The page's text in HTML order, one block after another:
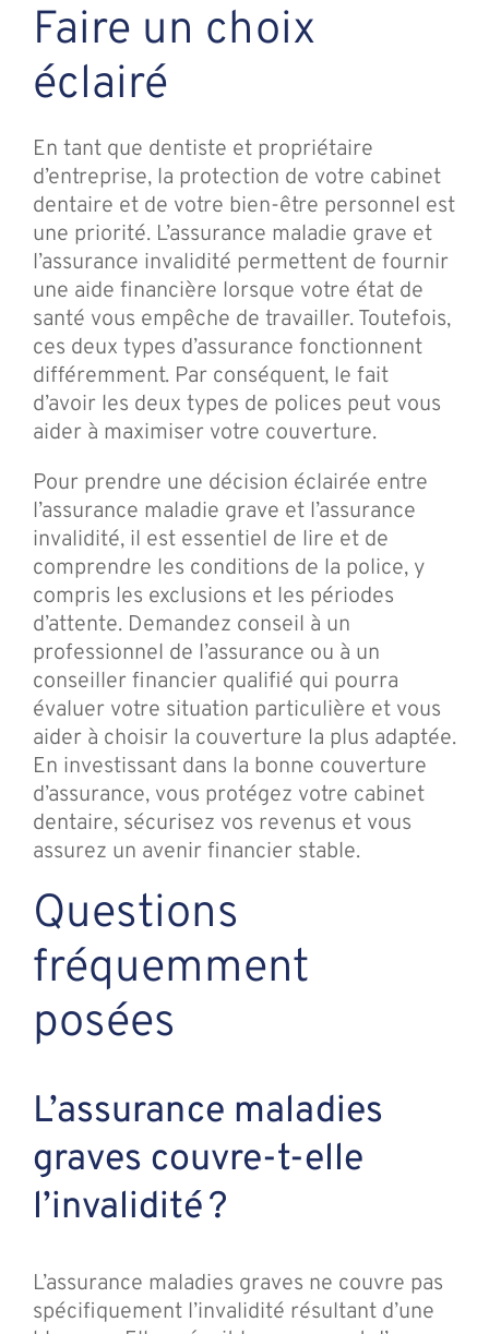
Faire un choix
éclairé
En tant que dentiste et propriétaire
d’entreprise, la protection de votre cabinet
dentaire et de votre bien-être personnel est
une priorité. L’assurance maladie grave et
l’assurance invalidité permettent de fournir
une aide financière lorsque votre état de
santé vous empêche de travailler. Toutefois,
ces deux types d’assurance fonctionnent
différemment. Par conséquent, le fait
d’avoir les deux types de polices peut vous
aider à maximiser votre couverture.
Pour prendre une décision éclairée entre
l’assurance maladie grave et l’assurance
invalidité, il est essentiel de lire et de
comprendre les conditions de la police, y
compris les exclusions et les périodes
d’attente. Demandez conseil à un
professionnel de l’assurance ou à un
conseiller financier qualifié qui pourra
évaluer votre situation particulière et vous
aider à choisir la couverture la plus adaptée.
En investissant dans la bonne couverture
d’assurance, vous protégez votre cabinet
dentaire, sécurisez vos revenus et vous
assurez un avenir financier stable.
Questions
fréquemment
posées
L’assurance maladies
graves couvre-t-elle
l’invalidité ?
L’assurance maladies graves ne couvre pas
spécifiquement l’invalidité résultant d’une